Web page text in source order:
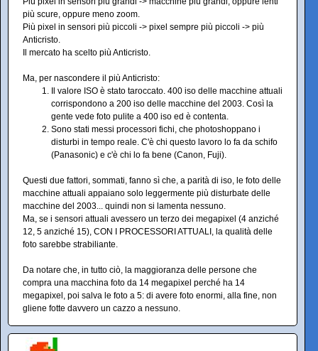
più scure, oppure meno zoom.
Più pixel in sensori più piccoli -> pixel sempre più piccoli -> più
Anticristo.
Il mercato ha scelto più Anticristo.
Ma, per nascondere il più Anticristo:
Il valore ISO è stato taroccato. 400 iso delle macchine attuali
corrispondono a 200 iso delle macchine del 2003. Così la
gente vede foto pulite a 400 iso ed è contenta.
Sono stati messi processori fichi, che photoshoppano i
disturbi in tempo reale. C'è chi questo lavoro lo fa da schifo
(Panasonic) e c'è chi lo fa bene (Canon, Fuji).
Questi due fattori, sommati, fanno sì che, a parità di iso, le foto delle
macchine attuali appaiano solo leggermente più disturbate delle
macchine del 2003... quindi non si lamenta nessuno.
Ma, se i sensori attuali avessero un terzo dei megapixel (4 anziché
12, 5 anziché 15), CON I PROCESSORI ATTUALI, la qualità delle
foto sarebbe strabiliante.
Da notare che, in tutto ciò, la maggioranza delle persone che
compra una macchina foto da 14 megapixel perché ha 14
megapixel, poi salva le foto a 5: di avere foto enormi, alla fine, non
gliene fotte davvero un cazzo a nessuno.